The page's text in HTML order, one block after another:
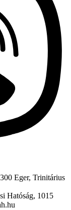
Eger, Trinitárius
Hatóság, 1015